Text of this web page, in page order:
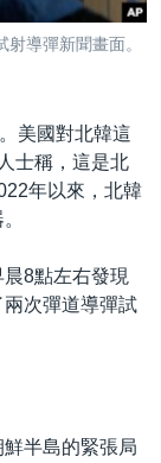
導彈新聞畫面。
美國對北韓這
士稱，這是北
年以來，北韓
8點左右發現
次彈道導彈試
半島的緊張局